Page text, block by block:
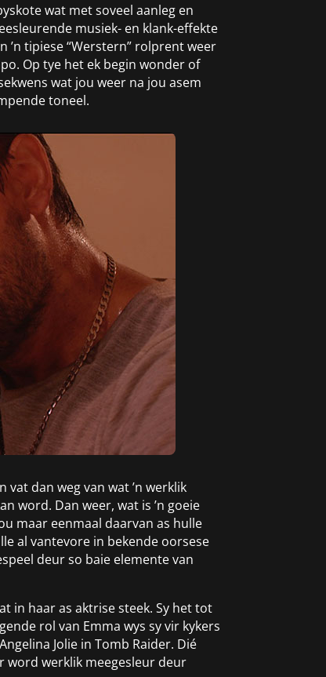
wat met soveel aanleg en
musiek- en klank-effekte
’n tipiese “Werstern” rolprent weer
Op tye het ek begin wonder of
wat jou weer na jou asem
toneel.
dan weg van wat ’n werklik
word. Dan weer, wat is ’n goeie
maar eenmaal daarvan as hulle
al vantevore in bekende oorsese
deur so baie elemente van
in haar as aktrise steek. Sy het tot
rol van Emma wys sy vir kykers
Jolie in Tomb Raider. Dié
word werklik meegesleur deur